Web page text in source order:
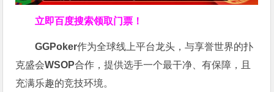
立即百度搜索领取门票！
GGPoker作为全球线上平台龙头，与享誉世界的扑
克盛会WSOP合作，提供选手一个最干净、有保障，且
充满乐趣的竞技环境。